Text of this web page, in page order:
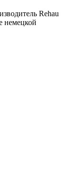
Rehau
немецкой